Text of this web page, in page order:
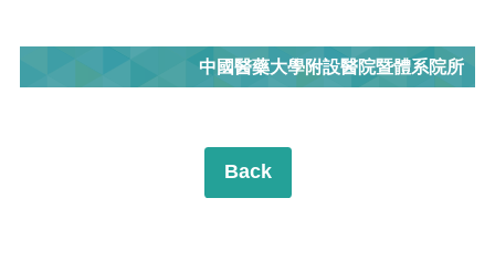
中國醫藥大學附設醫院暨體系院所
Back